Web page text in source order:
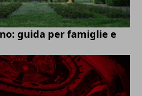
guida per famiglie e